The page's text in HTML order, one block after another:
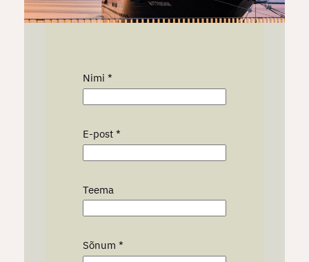
Nimi *
T
m
a
N
m
E-post *
Teema
Sõnum *